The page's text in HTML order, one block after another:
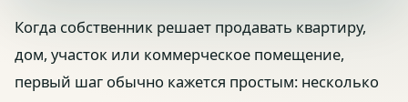
Когда собственник решает продавать квартиру,
дом, участок или коммерческое помещение,
первый шаг обычно кажется простым: несколько